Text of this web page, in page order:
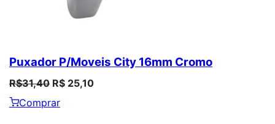
Puxador P/Moveis City 16mm Cromo
R$31,40 R$ 25,10
Comprar